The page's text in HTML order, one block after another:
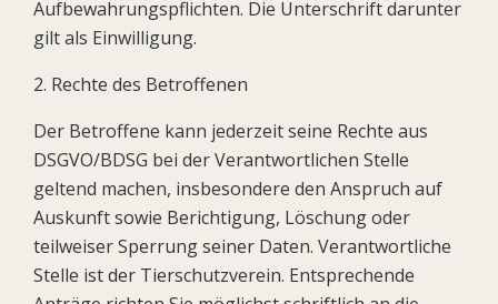
Aufbewahrungspflichten. Die Unterschrift darunter
gilt als Einwilligung.
2. Rechte des Betroffenen
Der Betroffene kann jederzeit seine Rechte aus
DSGVO/BDSG bei der Verantwortlichen Stelle
geltend machen, insbesondere den Anspruch auf
Auskunft sowie Berichtigung, Löschung oder
teilweiser Sperrung seiner Daten. Verantwortliche
Stelle ist der Tierschutzverein. Entsprechende